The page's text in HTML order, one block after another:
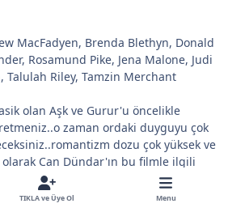
MacFadyen, Brenda Blethyn, Donald
Rosamund Pike, Jena Malone, Judi
Talulah Riley, Tamzin Merchant
olan Aşk ve Gurur'u öncelikle
zaman ordaki duyguyu çok
dozu çok yüksek ve
Can Dündar'ın bu filmle ilgili
TIKLA ve Üye Ol Menu